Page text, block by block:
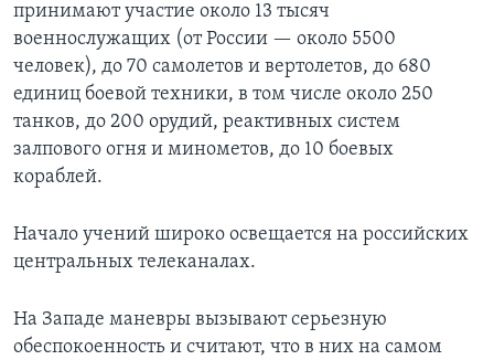
принимают участие около 13 тысяч
военнослужащих (от России — около 5500
человек), до 70 самолетов и вертолетов, до 680
единиц боевой техники, в том числе около 250
танков, до 200 орудий, реактивных систем
залпового огня и минометов, до 10 боевых
кораблей.
Начало учений широко освещается на российских
центральных телеканалах.
На Западе маневры вызывают серьезную
обеспокоенность и считают, что в них на самом